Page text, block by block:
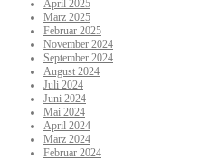
April 2025
März 2025
Februar 2025
November 2024
September 2024
August 2024
Juli 2024
Juni 2024
Mai 2024
April 2024
März 2024
Februar 2024